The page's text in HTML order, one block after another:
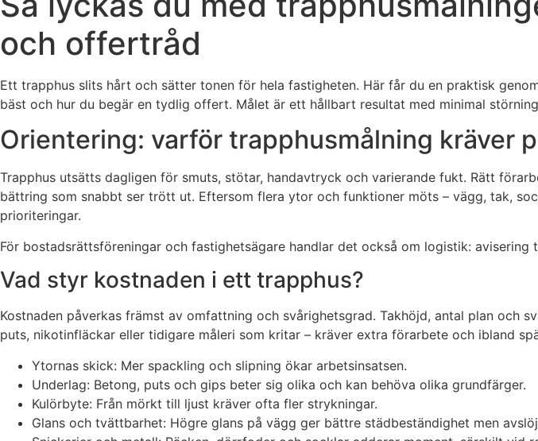
och offertråd
Ett trapphus slits hårt och sätter tonen för hela fastigheten. Här får du en praktisk
bäst och hur du begär en tydlig offert. Målet är ett hållbart resultat med minimal
Orientering: varför trapphusmålning kräver
Trapphus utsätts dagligen för smuts, stötar, handavtryck och varierande fukt. Rätt
bättring som snabbt ser trött ut. Eftersom flera ytor och funktioner möts – vägg, tak,
prioriteringar.
För bostadsrättsföreningar och fastighetsägare handlar det också om logistik:
Vad styr kostnaden i ett trapphus?
Kostnaden påverkas främst av omfattning och svårighetsgrad. Takhöjd, antal plan och
puts, nikotinfläckar eller tidigare måleri som kritar – kräver extra förarbete och ibland
Ytornas skick: Mer spackling och slipning ökar arbetsinsatsen.
Underlag: Betong, puts och gips beter sig olika och kan behöva olika grundfärger.
Kulörbyte: Från mörkt till ljust kräver ofta fler strykningar.
Glans och tvättbarhet: Högre glans på vägg ger bättre städbeständighet men